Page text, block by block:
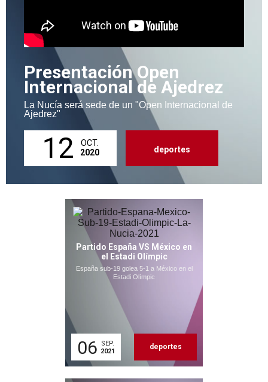
Presentación Open
Internacional de Ajedrez
La Nucía será sede de un "Open Internacional de
Ajedrez"
12
OCT.
2020
deportes
Partido España VS México en
el Estadi Olímpic
España sub-19 golea 5-1 a México en el
Estadi Olímpic
06
SEP.
2021
deportes